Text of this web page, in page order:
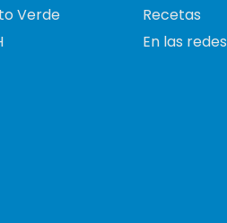
Verde
Recetas
En las redes